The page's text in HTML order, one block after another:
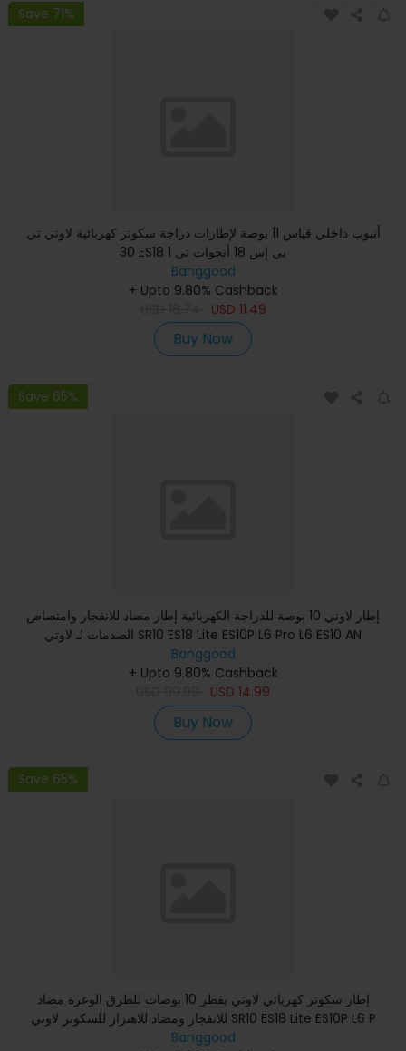
Save 71%
أنبوب داخلي قياس 11 بوصة لإطارات دراجة سكوتر كهربائية لاوتي تي
30 ES18 بي إس 18 أنجوات تي 1
Banggood
+ Upto 9.80% Cashback
USD 11.49
Buy Now
Save 65%
إطار لاوتي 10 بوصة للدراجة الكهربائية إطار مضاد للانفجار وامتصاص
الصدمات لـ لاوتي SR10 ES18 Lite ES10P L6 Pro L6 ES10 AN
Banggood
+ Upto 9.80% Cashback
USD 14.99
Buy Now
Save 65%
إطار سكوتر كهربائي لاوتي بقطر 10 بوصات للطرق الوعرة مضاد
للانفجار ومضاد للاهتزاز للسكوتر لاوتي SR10 ES18 Lite ES10P L6 P
Banggood